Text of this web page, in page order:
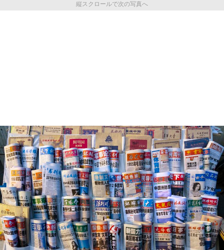
縦スクロールで次の写真へ